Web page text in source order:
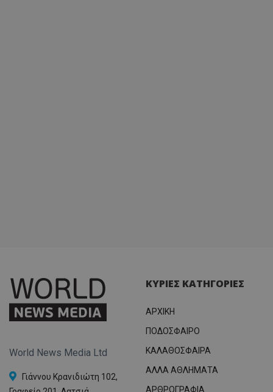
World News Media Ltd
Γιάννου Κρανιδιώτη 102,
ΚΥΡΙΕΣ ΚΑΤΗΓΟΡΙΕΣ
ΑΡΧΙΚΗ
ΠΟΔΟΣΦΑΙΡΟ
ΚΑΛΑΘΟΣΦΑΙΡΑ
ΑΛΛΑ ΑΘΛΗΜΑΤΑ
ΑΡΘΡΟΓΡΑΦΙΑ